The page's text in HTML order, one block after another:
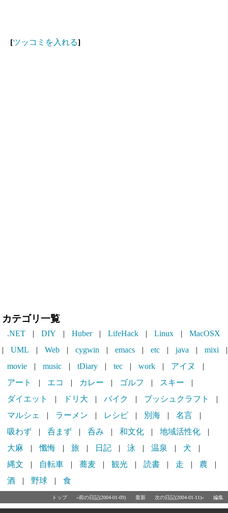
[ツッコミを入れる]
カテゴリ一覧
.NET | DIY | Huber | LifeHack | Linux |
MacOSX
|
UML | Web | cygwin | emacs | etc | java | mixi
|
movie
| music | tDiary | tec | work | アイヌ
|
アート
| エコ | カレー | ゴルフ | スキー
|
ダイエット
| ドリ大 | バイク | ブッシュクラフト
|
マルシェ
| ラーメン | レシピ | 別海 | 名言
|
吸わず
| 呑まず | 呑み | 和文化 | 地域活性化
|
大麻
| 懺悔 | 旅 | 日記 | 泳 | 温泉 | 犬
|
縄文
| 自転車 | 蕎麦 | 観光 | 読書 | 走 | 農
|
酒
| 野球 | 食
トップ «前の日記(2004-01-09) 最新 次の日記(2004-01-11)» 編集